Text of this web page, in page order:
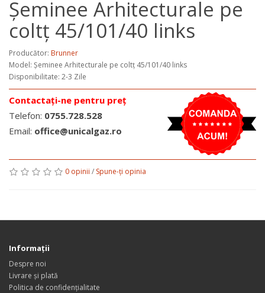
Șeminee Arhitecturale pe
coltț 45/101/40 links
Producător: Brunner
Model: Șeminee Arhitecturale pe coltț 45/101/40 links
Disponibilitate: 2-3 Zile
Contactați-ne pentru preț
Telefon: 0755.728.528
Email: office@unicalgaz.ro
0 opinii / Spune-ţi opinia
Informaţii
Despre noi
Livrare și plată
Politica de confidențialitate